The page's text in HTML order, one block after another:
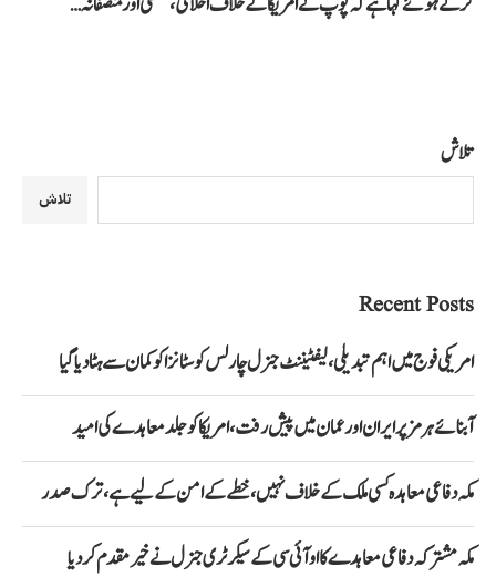
تلاش
تلاش
Recent Posts
امریکی فوج میں اہم تبدیلی، لیفٹیننٹ جنرل چارلس کوسٹانزا کو کمان سے ہٹا دیا گیا
آبنائے ہرمز پر ایران اور عمان میں پیش رفت، امریکا کو جلد معاہدے کی امید
مکہ دفاعی معاہدہ کسی ملک کے خلاف نہیں، خطے کے امن کے لیے ہے، ترک صدر
مکہ مشترکہ دفاعی معاہدے کا او آئی سی کے سیکرٹری جنرل نے خیرمقدم کردیا